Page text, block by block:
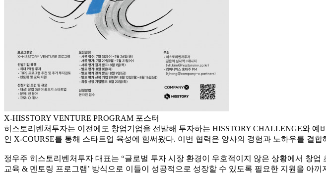
X-HISSTORY VENTURE PROGRAM 포스터
히스토리벤처투자는 이전에도 창업기업을 선발해 투자하는 HISSTORY CHALLENGE와
인 X-COURSE를 통해 스타트업 육성에 힘써왔다. 이번 협력은 양사의 경험과 노하우를 결
정우주 히스토리벤처투자 대표는 “글로벌 투자 시장 환경이 우호적이지 않은 상황에서 창
교육 & 멘토링 프로그램’ 방식으로 이들이 성공적으로 성장할 수 있도록 필요한 지원을 아